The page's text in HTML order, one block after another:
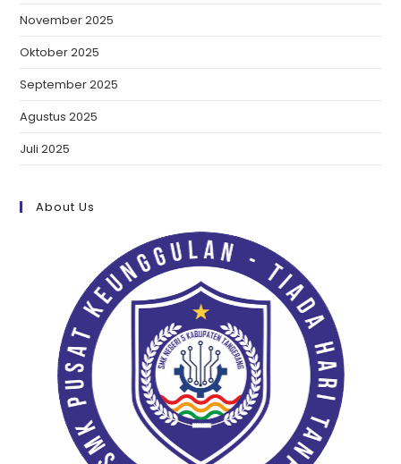
November 2025
Oktober 2025
September 2025
Agustus 2025
Juli 2025
About Us